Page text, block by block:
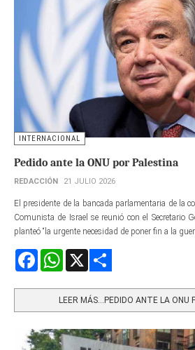
INTERNACIONAL
Pedido ante la ONU por Palestina
REDACCIÓN 21 JULIO 2026
El presidente de la bancada parlamentaria de la
Comunista de Israel se reunió con el Secretario
planteó “la urgente necesidad de poner fin a la
FacebookWhatsApp
LEER MÁS…PEDIDO ANTE LA ONU